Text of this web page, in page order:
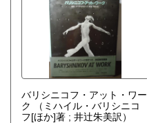
バリシニコフ・アット・ワー
ク
（ミハイル・バリシニコ
フ[ほか]著 ; 井辻朱美訳）